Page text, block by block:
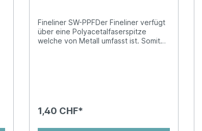
Fineliner SW-PPFDer Fineliner verfügt
über eine Polyacetalfaserspitze
welche von Metall umfasst ist. Somit
1,40 CHF*